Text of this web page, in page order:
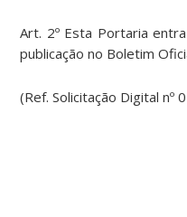
Art. 2º Esta Portaria
publicação no Boletim
(Ref. Solicitação Digital nº